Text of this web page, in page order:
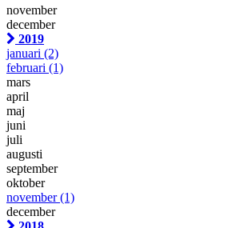
november
december
2019
januari (2)
februari (1)
mars
april
maj
juni
juli
augusti
september
oktober
november(1)
december